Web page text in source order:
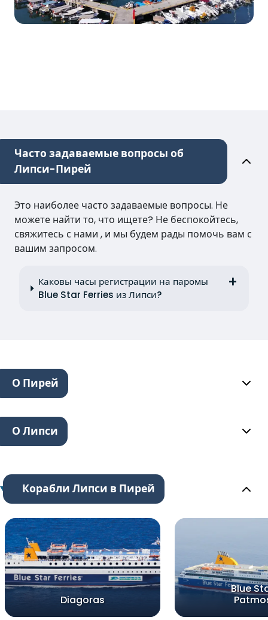
Часто задаваемые вопросы об
Липси-Пирей
Это наиболее часто задаваемые вопросы. Не
можете найти то, что ищете? Не беспокойтесь,
свяжитесь с нами , и мы будем рады помочь вам с
вашим запросом.
Каковы часы регистрации на паромы
Blue Star Ferries из Липси?
О Пирей
О Липси
Корабли Липси в Пирей
Diagoras
Blue